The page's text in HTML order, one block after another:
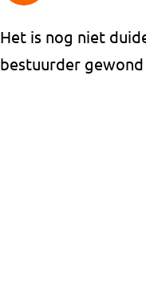
Het is nog niet
bestuurder